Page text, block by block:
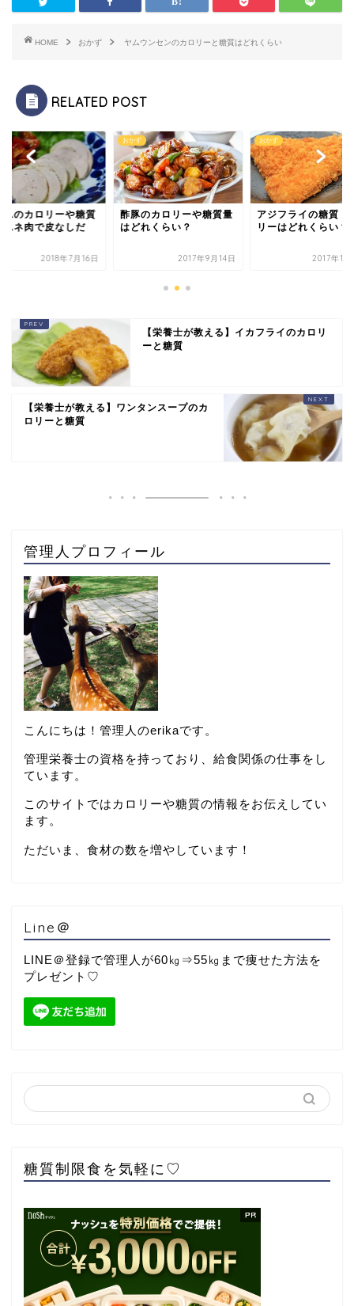
HOME おかず ヤムウンセンのカロリーと糖質はどれくらい
RELATED POST
ムのカロリーや糖質
ムネ肉で皮なしだ
2018年7月16日
おかず
酢豚のカロリーや糖質量
はどれくらい？
2017年9月14日
おかず
アジフライの糖質・
リーはどれくらい？
2017年11
【栄養士が教える】イカフライのカロリ
ーと糖質
【栄養士が教える】ワンタンスープのカ
ロリーと糖質
管理人プロフィール
こんにちは！管理人のerikaです。
管理栄養士の資格を持っており、給食関係の仕事をし
ています。
このサイトではカロリーや糖質の情報をお伝えしてい
ます。
ただいま、食材の数を増やしています！
Line＠
LINE＠登録で管理人が60㎏⇒55㎏まで痩せた方法を
プレゼント♡
糖質制限食を気軽に♡